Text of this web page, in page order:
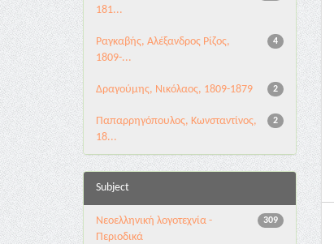
181...
4
Ραγκαβής, Αλέξανδρος Ρίζος,
1809-...
2
Δραγούμης, Νικόλαος, 1809-1879
2
Παπαρρηγόπουλος, Κωνσταντίνος,
18...
Subject
309
Νεοελληνική λογοτεχνία -
Περιοδικά